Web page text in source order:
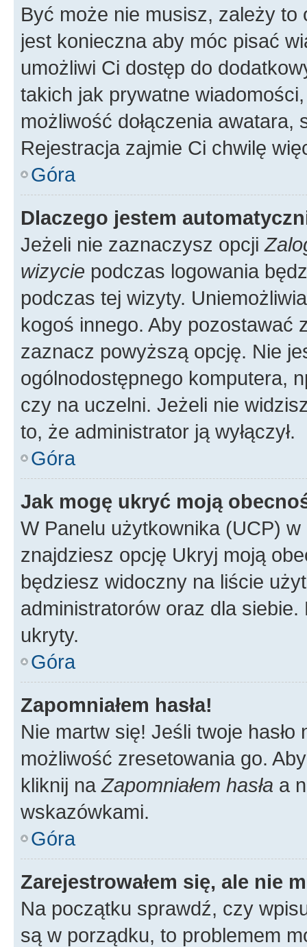
Być może nie musisz, zależy
jest konieczna aby móc pisać
umożliwi Ci dostęp do
takich jak prywatne
możliwość dołączenia
Rejestracja zajmie Ci chwilę
Góra
Dlaczego jestem
Jeżeli nie zaznaczysz opcji
wizycie podczas logowania
podczas tej wizyty.
kogoś innego. Aby pozostawać
zaznacz powyższą opcję. Nie
ogólnodostępnego komputera,
czy na uczelni. Jeżeli nie
to, że administrator ją wyłączył.
Góra
Jak mogę ukryć moją
W Panelu użytkownika (UCP) w
znajdziesz opcję Ukryj moją
będziesz widoczny na liście
administratorów oraz dla
ukryty.
Góra
Zapomniałem hasła!
Nie martw się! Jeśli twoje
możliwość zresetowania go.
kliknij na Zapomniałem hasła a
wskazówkami.
Góra
Zarejestrowałem się, ale nie
Na początku sprawdź, czy
są w porządku, to problemem